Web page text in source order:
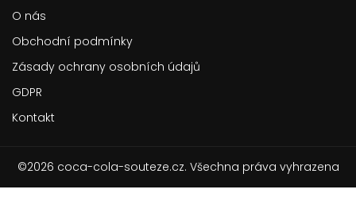
O nás
Obchodní podmínky
Zásady ochrany osobních údajů
GDPR
Kontakt
©2026 coca-cola-souteze.cz. Všechna práva vyhrazena